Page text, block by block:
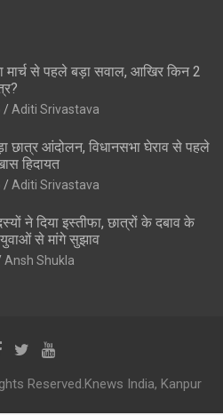
मार्च से पहले बड़ा सवाल, आखिर किन 2
Aditi Srivastava
आंदोलन, विधानसभा घेराव से पहले
हिदायत
Aditi Srivastava
ने दिया इस्तीफा, छात्रों के दबाव के
से मांगे सुझाव
Ansh Shukla
Reserved.Knews India, Kanpur